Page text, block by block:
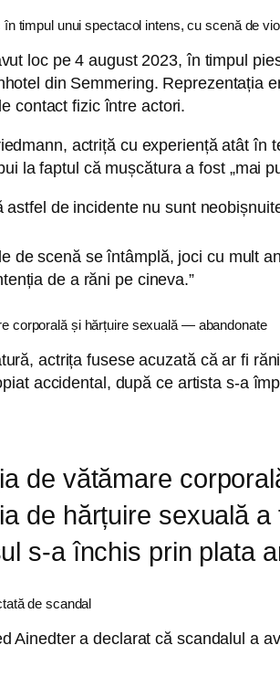
în timpul unui spectacol intens, cu scenă de
loc pe 4 august 2023, în timpul
din Semmering. Reprezentația
contact fizic între actori.
actriță cu experiență atât în
la faptul că mușcătura a fost „mai
astfel de incidente nu sunt
de scenă se întâmplă, joci cu mult
de a răni pe cineva.”
corporală și hărțuire sexuală — abandonate
actrița fusese acuzată că ar fi
accidental, după ce artista s-a
de vătămare
de hărțuire sexuală a
s-a închis prin plata
de scandal
Ainedter a declarat că scandalul a